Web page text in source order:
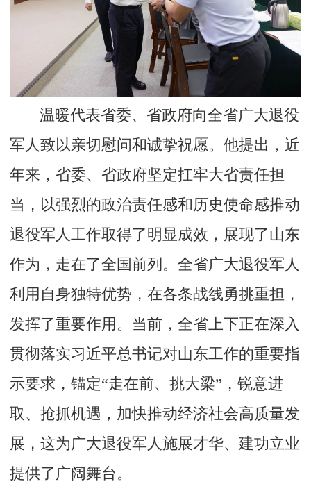
温暖代表省委、省政府向全省广大退役
军人致以亲切慰问和诚挚祝愿。他提出，近
年来，省委、省政府坚定扛牢大省责任担
当，以强烈的政治责任感和历史使命感推动
退役军人工作取得了明显成效，展现了山东
作为，走在了全国前列。全省广大退役军人
利用自身独特优势，在各条战线勇挑重担，
发挥了重要作用。当前，全省上下正在深入
贯彻落实习近平总书记对山东工作的重要指
示要求，锚定“走在前、挑大梁”，锐意进
取、抢抓机遇，加快推动经济社会高质量发
展，这为广大退役军人施展才华、建功立业
提供了广阔舞台。